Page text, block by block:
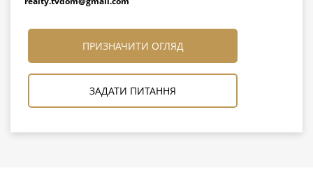
ПРИЗНАЧИТИ ОГЛЯД
ЗАДАТИ ПИТАННЯ